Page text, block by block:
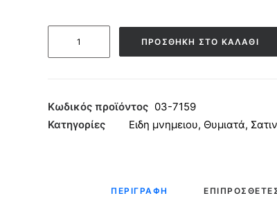
Καπάκι
Σατινέ
ΠΡΟΣΘΉΚΗ ΣΤΟ ΚΑΛΆΘΙ
Κωδικός προϊόντος 03-7159
Κατηγορίες
Ειδη μνημειου, Θυμιατά,
ΠΕΡΙΓΡΑΦΉ